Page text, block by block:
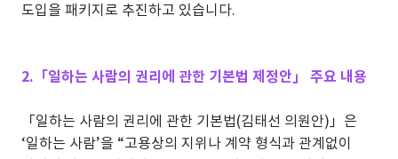
도입을 패키지로 추진하고 있습니다.
2.「일하는 사람의 권리에 관한 기본법 제정안」 주요 내용
「일하는 사람의 권리에 관한 기본법(김태선 의원안)」은
‘일하는 사람’을 “고용상의 지위나 계약 형식과 관계없이